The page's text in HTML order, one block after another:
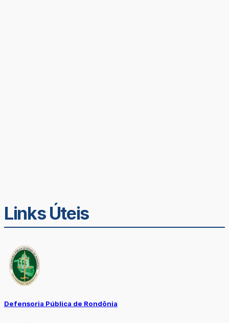
Links Úteis
Defensoria Pública de Rondônia